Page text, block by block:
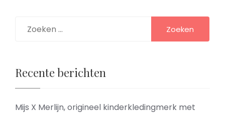
naar:
Recente berichten
Mijs X Merlijn, origineel kinderkledingmerk met